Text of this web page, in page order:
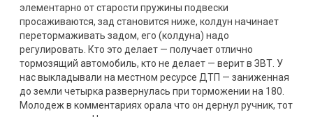
элементарно от старости пружины подвески
просаживаются, зад становится ниже, колдун начинает
перетормаживать задом, его (колдуна) надо
регулировать. Кто это делает — получает отлично
тормозящий автомобиль, кто не делает — верит в ЗВТ. У
нас выкладывали на местном ресурсе ДТП — заниженная
до земли четырка развернулась при торможении на 180.
Молодеж в комментариях орала что он дернул ручник, тот